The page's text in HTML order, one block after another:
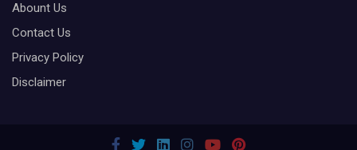
Abount Us
Contact Us
Privacy Policy
Disclaimer